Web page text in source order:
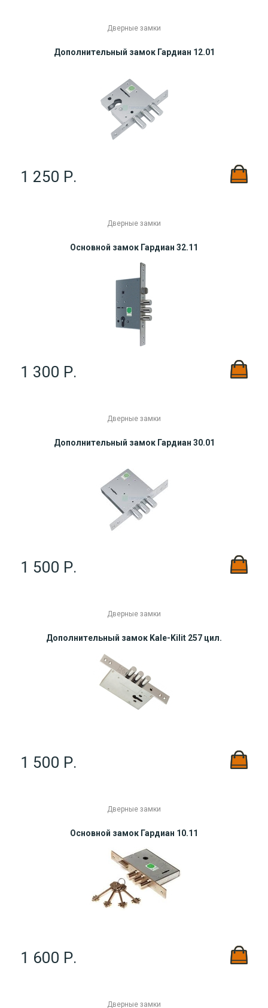
Дверные замки
Дополнительный замок Гардиан 12.01
1 250 Р.
Дверные замки
Основной замок Гардиан 32.11
1 300 Р.
Дверные замки
Дополнительный замок Гардиан 30.01
1 500 Р.
Дверные замки
Дополнительный замок Kale-Kilit 257 цил.
1 500 Р.
Дверные замки
Основной замок Гардиан 10.11
1 600 Р.
Дверные замки